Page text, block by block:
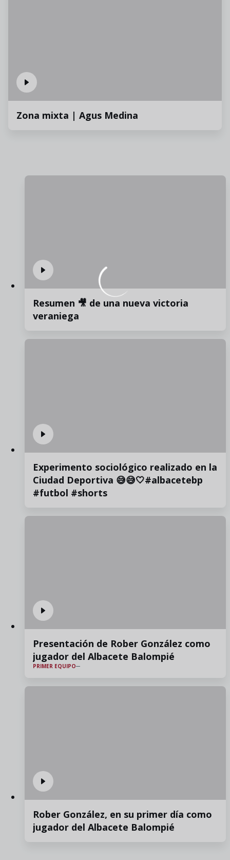
Zona mixta | Agus Medina
Resumen 🎥 de una nueva victoria
veraniega
Experimento sociológico realizado en la
Ciudad Deportiva 😅😅🤍#albacetebp
#futbol #shorts
Presentación de Rober González como
jugador del Albacete Balompié
PRIMER EQUIPO
Rober González, en su primer día como
jugador del Albacete Balompié